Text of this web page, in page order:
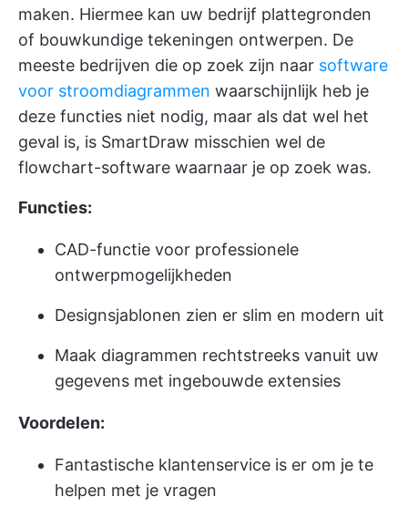
maken. Hiermee kan uw bedrijf plattegronden
of bouwkundige tekeningen ontwerpen. De
meeste bedrijven die op zoek zijn naar software
voor stroomdiagrammen waarschijnlijk heb je
deze functies niet nodig, maar als dat wel het
geval is, is SmartDraw misschien wel de
flowchart-software waarnaar je op zoek was.
Functies:
CAD-functie voor professionele
ontwerpmogelijkheden
Designsjablonen zien er slim en modern uit
Maak diagrammen rechtstreeks vanuit uw
gegevens met ingebouwde extensies
Voordelen:
Fantastische klantenservice is er om je te
helpen met je vragen